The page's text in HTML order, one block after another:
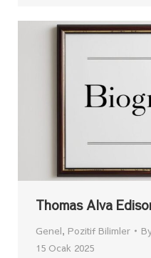
Thomas Alva
Genel, Pozitif Bilimler
15 Ocak 2025